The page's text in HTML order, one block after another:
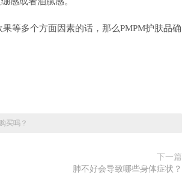
等多个方面因素的话，那么PMPM护肤品确
买吗？
下一篇
肺不好会导致哪些身体症状？